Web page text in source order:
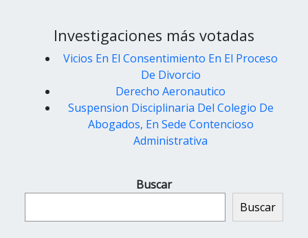
Investigaciones más votadas
Vicios En El Consentimiento En El Proceso
De Divorcio
Derecho Aeronautico
Suspension Disciplinaria Del Colegio De
Abogados, En Sede Contencioso
Administrativa
Buscar
Buscar